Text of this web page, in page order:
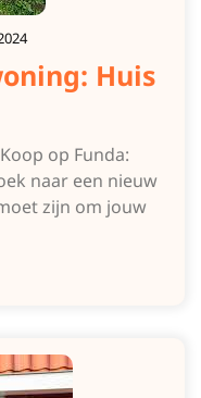
Huis
op Funda:
naar een nieuw
zijn om jouw